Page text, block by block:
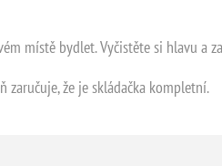
místě bydlet. Vyčistěte si hlavu a
že je skládačka kompletní.